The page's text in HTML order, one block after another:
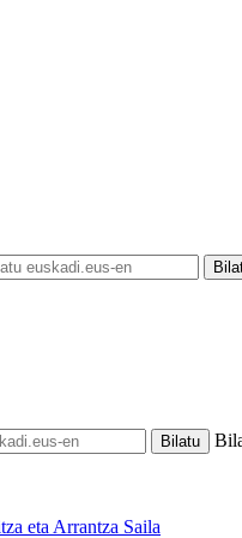
eta Arrantza Saila